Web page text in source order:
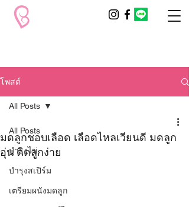
โพสต์
All Posts
บำรุงไข่
บำรุงสเปิร์ม
เตรียมผนังมดลูก
All Posts
มดลูกชอบเลือด เลือดไหลเวียนดี มดลูก
อุ่น ติดลูกง่าย